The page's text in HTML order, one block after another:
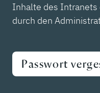
Inhalte des Intranets
durch den
Passwort